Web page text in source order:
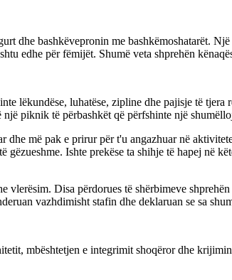
dhe bashkëvepronin me bashkëmoshatarët.
edhe për fëmijët. Shumë veta shprehën
lëkundëse, luhatëse, zipline dhe pajisje të
piknik të përbashkët që përfshinte një
dhe më pak e prirur për t'u angazhuar në
Ishte prekëse ta shihje të hapej në
vlerësim. Disa përdorues të shërbimeve
vazhdimisht stafin dhe deklaruan se sa
mbështetjen e integrimit shoqëror dhe